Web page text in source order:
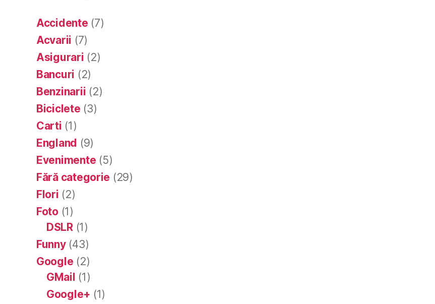
Accidente (7)
Acvarii (7)
Asigurari (2)
Bancuri (2)
Benzinarii (2)
Biciclete (3)
Carti (1)
England (9)
Evenimente (5)
Fără categorie (29)
Flori (2)
Foto(1)
DSLR(1)
Funny(43)
Google (2)
GMail (1)
Google+ (1)